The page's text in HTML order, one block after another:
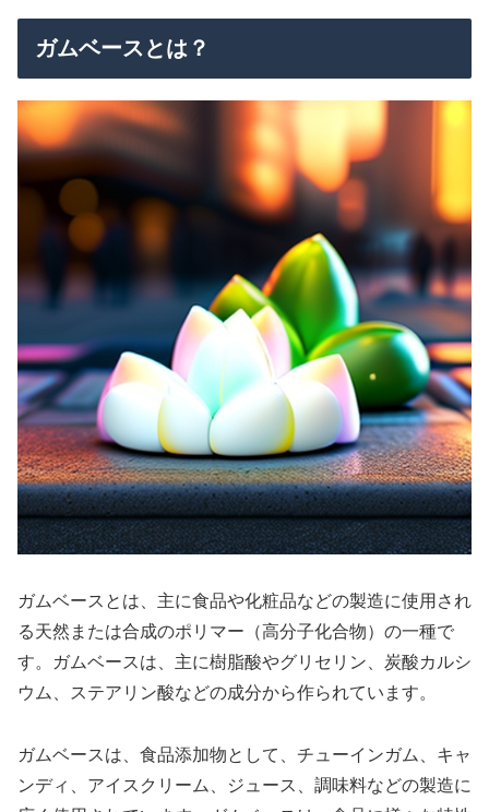
ガムベースとは？
ガムベースとは、主に食品や化粧品などの製造に使用され
る天然または合成のポリマー（高分子化合物）の一種で
す。ガムベースは、主に樹脂酸やグリセリン、炭酸カルシ
ウム、ステアリン酸などの成分から作られています。
ガムベースは、食品添加物として、チューインガム、キャ
ンディ、アイスクリーム、ジュース、調味料などの製造に